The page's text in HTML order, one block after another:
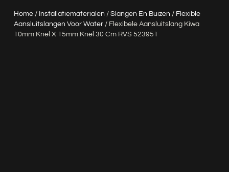
Home/ Installatiematerialen / Slangen En Buizen / Flexible
Aansluitslangen Voor Water/ Flexibele Aansluitslang Kiwa
10mm Knel X 15mm Knel 30 Cm RVS 523951